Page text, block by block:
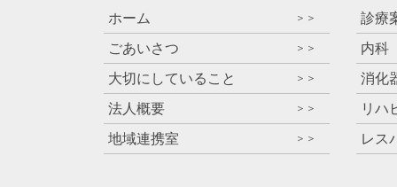
ホーム ＞＞
ごあいさつ ＞＞
大切にしていること ＞＞
法人概要 ＞＞
地域連携室 ＞＞
診療
内科
消化
リハ
レス